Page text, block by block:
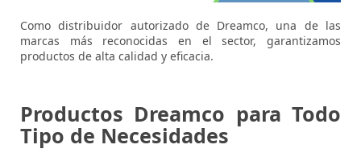
Como distribuidor autorizado de Dreamco, una de las
marcas más reconocidas en el sector, garantizamos
productos de alta calidad y eficacia.
Productos Dreamco para Todo
Tipo de Necesidades